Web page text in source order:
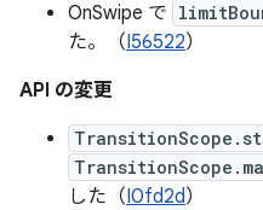
OnSwipe で
た。（I56522）
API の変更
した（I0fd2d）